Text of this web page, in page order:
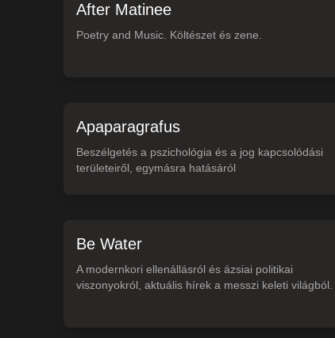
After Matinee
Poetry and Music. Költészet és zene.
Apaparagrafus
Beszélgetés a pszichológia és a jog kapcsolódási
területeiről, egymásra hatásáról
Be Water
A modernkori ellenállásról és ázsiai politikai
viszonyokról, aktuális hírek a messzi keleti világból.